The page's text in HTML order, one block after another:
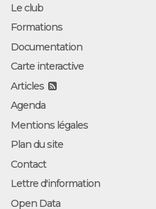
Le club
Formations
Documentation
Carte interactive
Articles
Agenda
Mentions légales
Plan du site
Contact
Lettre d'information
Open Data